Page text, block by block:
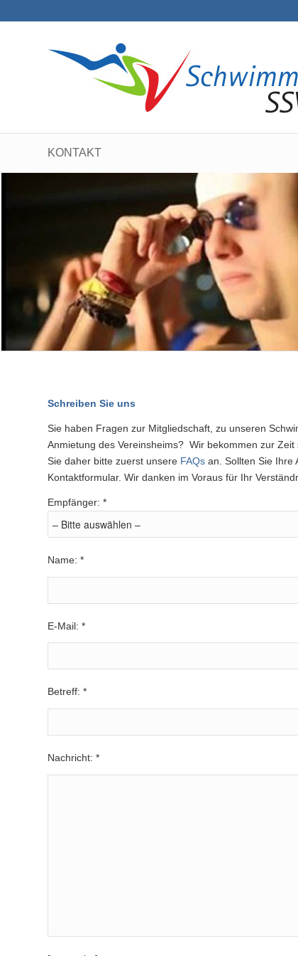
KONTAKT
Schreiben Sie uns
Sie haben Fragen zur Mitgliedschaft, zu unseren
Anmietung des Vereinsheims? Wir bekommen zur
Sie daher bitte zuerst unsere FAQs an. Sollten Sie Ihre
Kontaktformular. Wir danken im Voraus für Ihr
Empfänger: *
Name: *
E-Mail: *
Betreff: *
Nachricht: *